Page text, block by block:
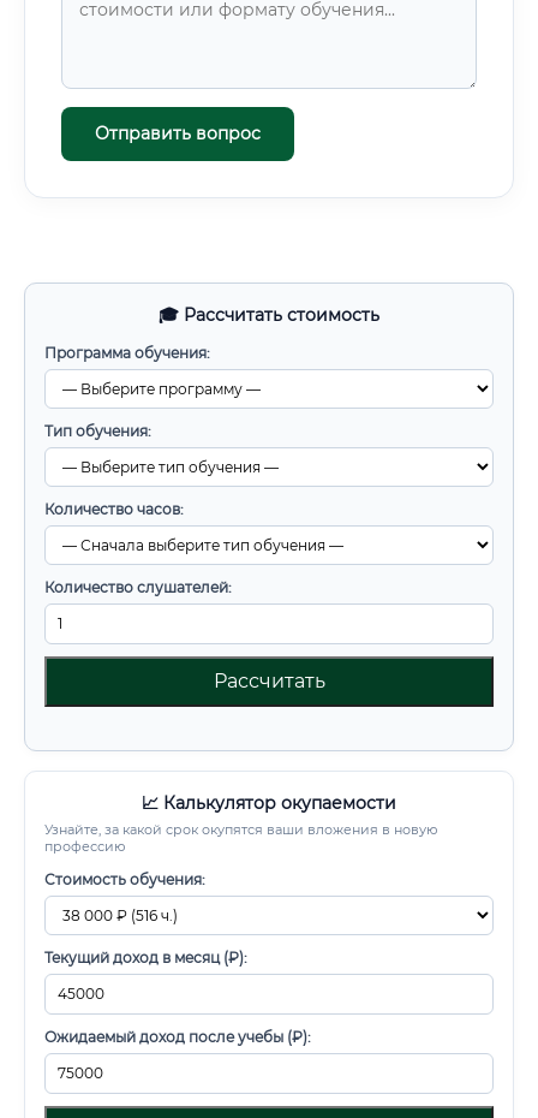
🎓 Рассчитать стоимость
Программа обучения:
Тип обучения:
Количество часов:
Количество слушателей:
Рассчитать
📈 Калькулятор окупаемости
Узнайте, за какой срок окупятся ваши вложения в новую
профессию
Стоимость обучения:
Текущий доход в месяц (₽):
Ожидаемый доход после учебы (₽):
Отправить вопрос